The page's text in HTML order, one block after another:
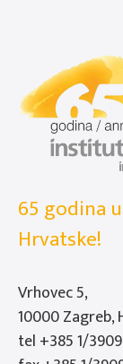
65 godina
Hrvatske!
Vrhovec 5,
10000 Zagreb,
tel +385 1/